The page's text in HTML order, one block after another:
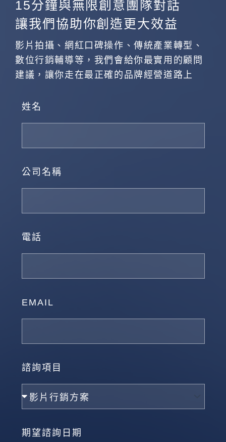
15分鐘與無限創意團隊對話
讓我們協助你創造更大效益
影片拍攝、網紅口碑操作、傳統產業轉型、
數位行銷輔導等，我們會給你最實用的顧問
建議，讓你走在最正確的品牌經營道路上
姓名
公司名稱
電話
EMAIL
諮詢項目
期望諮詢日期